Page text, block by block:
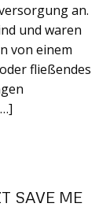
an.
und waren
von einem
fließendes
SAVE ME